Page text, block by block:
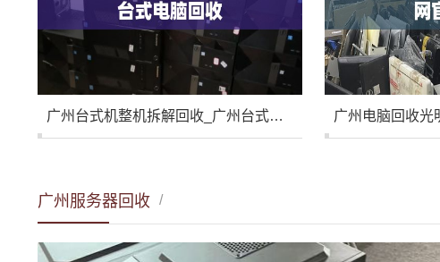
广州台式机整机拆解回收_广州台式电脑回收
广州服务器回收 /